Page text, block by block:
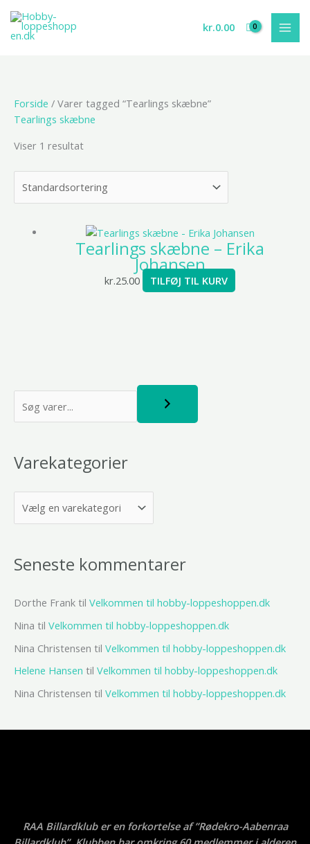
indholdet
kr.0.00
S
Varekategorier
Seneste kommentarer
Dorthe Frank til Velkommen til hobby-loppeshoppen.dk
Nina til Velkommen til hobby-loppeshoppen.dk
Nina Christensen til Velkommen til hobby-loppeshoppen.dk
Helene Hansen til Velkommen til hobby-loppeshoppen.dk
Nina Christensen til Velkommen til hobby-loppeshoppen.dk
Forside / Varer tagged “Tearlings skæbne”
Tearlings skæbne
Viser 1 resultat
Tearlings skæbne – Erika
Johansen
kr.25.00 TILFØJ TIL KURV
RAA Billardklub er en forkortelse af ”Rødekro-Aabenraa